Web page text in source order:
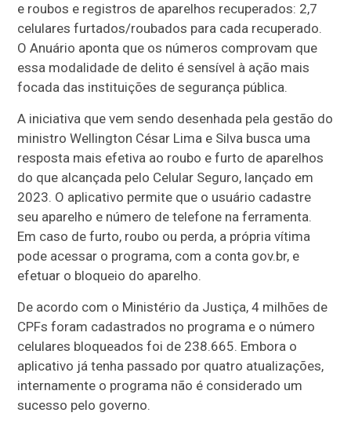
e roubos e registros de aparelhos recuperados: 2,7
celulares furtados/roubados para cada recuperado.
O Anuário aponta que os números comprovam que
essa modalidade de delito é sensível à ação mais
focada das instituições de segurança pública.
A iniciativa que vem sendo desenhada pela gestão do
ministro Wellington César Lima e Silva busca uma
resposta mais efetiva ao roubo e furto de aparelhos
do que alcançada pelo Celular Seguro, lançado em
2023. O aplicativo permite que o usuário cadastre
seu aparelho e número de telefone na ferramenta.
Em caso de furto, roubo ou perda, a própria vítima
pode acessar o programa, com a conta gov.br, e
efetuar o bloqueio do aparelho.
De acordo com o Ministério da Justiça, 4 milhões de
CPFs foram cadastrados no programa e o número
celulares bloqueados foi de 238.665. Embora o
aplicativo já tenha passado por quatro atualizações,
internamente o programa não é considerado um
sucesso pelo governo.